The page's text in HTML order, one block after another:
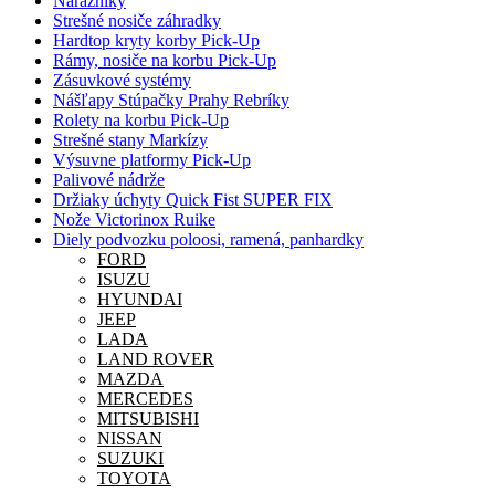
Strešné nosiče záhradky
Hardtop kryty korby Pick-Up
Rámy, nosiče na korbu Pick-Up
Zásuvkové systémy
Nášľapy Stúpačky Prahy Rebríky
Rolety na korbu Pick-Up
Strešné stany Markízy
Výsuvne platformy Pick-Up
Palivové nádrže
Držiaky úchyty Quick Fist SUPER FIX
Nože Victorinox Ruike
Diely podvozku poloosi, ramená, panhardky
FORD
ISUZU
HYUNDAI
JEEP
LADA
LAND ROVER
MAZDA
MERCEDES
MITSUBISHI
NISSAN
SUZUKI
TOYOTA